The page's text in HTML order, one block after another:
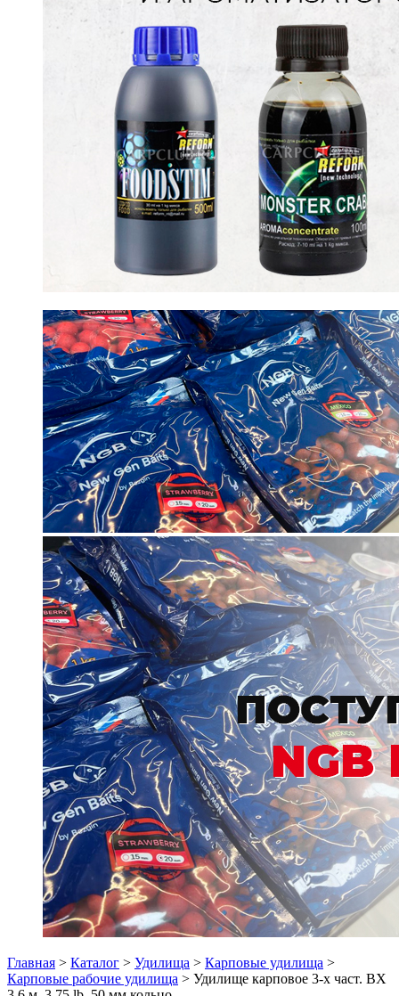
Главная > Каталог > Удилища > Карповые удилища >
Карповые рабочие удилища > Удилище карповое 3-х част. BX